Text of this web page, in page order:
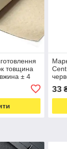
товщина
± 4
33